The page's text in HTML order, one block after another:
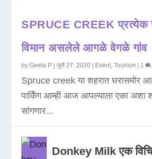
SPRUCE CREEK प्रत्येक
विमान असलेले आगळे वेगळे गांव
byGeeta P |जुलै 27, 2020 Event,Tourism 1
Spruce creek या शहरात घरासमोर आहे
पार्किंग आम्ही आज आपल्याला एका अशा
सांगणार...
Donkey Milk एक